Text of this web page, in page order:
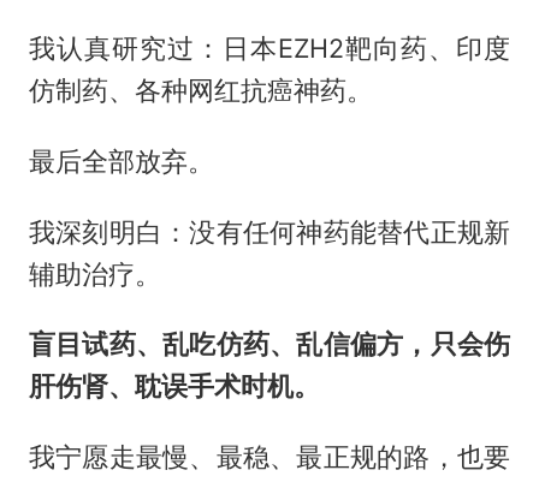
我认真研究过：日本EZH2靶向药、印度
仿制药、各种网红抗癌神药。
最后全部放弃。
我深刻明白：没有任何神药能替代正规新
辅助治疗。
盲目试药、乱吃仿药、乱信偏方，只会伤
肝伤肾、耽误手术时机。
我宁愿走最慢、最稳、最正规的路，也要